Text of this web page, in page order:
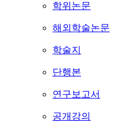
학위논문
해외학술논문
학술지
단행본
연구보고서
공개강의